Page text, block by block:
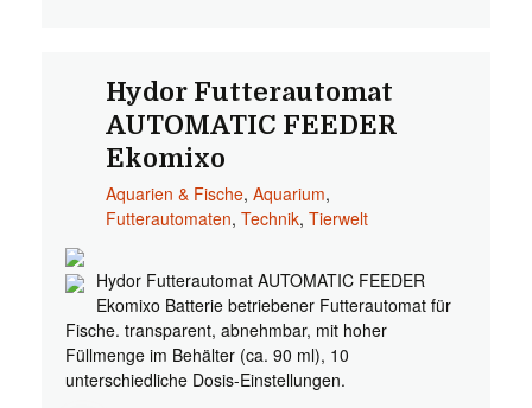
Hydor Futterautomat
AUTOMATIC FEEDER
Ekomixo
Aquarien & Fische, Aquarium,
Futterautomaten, Technik, Tierwelt
Hydor Futterautomat AUTOMATIC FEEDER
Ekomixo Batterie betriebener Futterautomat für
Fische. transparent, abnehmbar, mit hoher
Füllmenge im Behälter (ca. 90 ml), 10
unterschiedliche Dosis-Einstellungen.